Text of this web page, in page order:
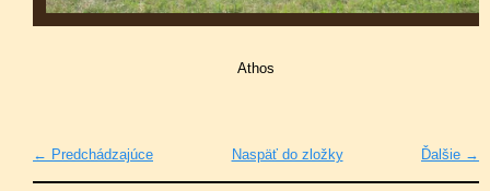
Athos
← Predchádzajúce Ďalšie →
Naspäť do zložky